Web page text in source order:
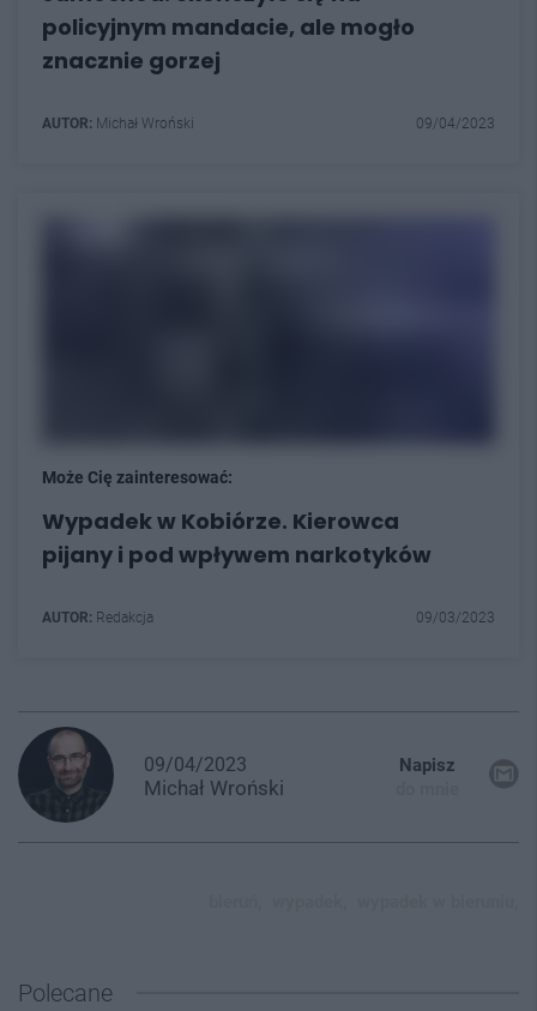
policyjnym mandacie, ale mogło
znacznie gorzej
AUTOR: Michał Wroński 09/04/2023
Może Cię zainteresować:
Wypadek w Kobiórze. Kierowca
pijany i pod wpływem narkotyków
AUTOR: Redakcja 09/03/2023
09/04/2023
Michał Wroński
Napisz
Polecane